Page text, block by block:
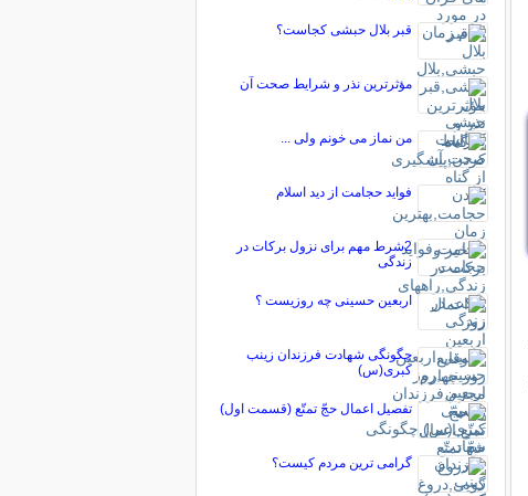
قبر بلال حبشی کجاست؟
مؤثرترین نذر و شرایط صحت آن
من نماز می خونم ولی ...
فواید حجامت از دید اسلام
2شرط مهم برای نزول برکات در
زندگی
اربعین حسینی چه روزیست ؟
چگونگی شهادت‌ فرزندان زینب
کبری(س)
تفصيل اعمال حجّ تمتّع (قسمت اول)
گرامی ترین مردم کیست؟